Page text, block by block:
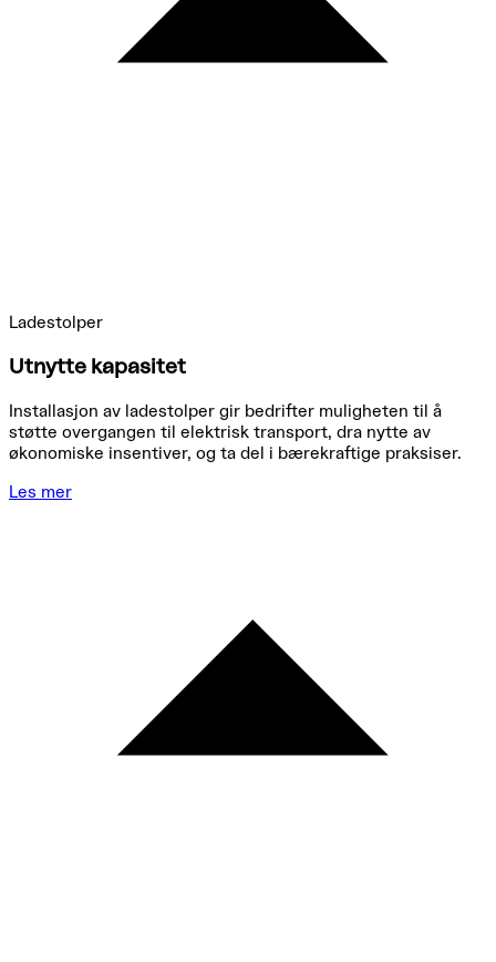
Ladestolper
Utnytte kapasitet
Installasjon av ladestolper gir bedrifter muligheten til å
støtte overgangen til elektrisk transport, dra nytte av
økonomiske insentiver, og ta del i bærekraftige praksiser.
Les mer